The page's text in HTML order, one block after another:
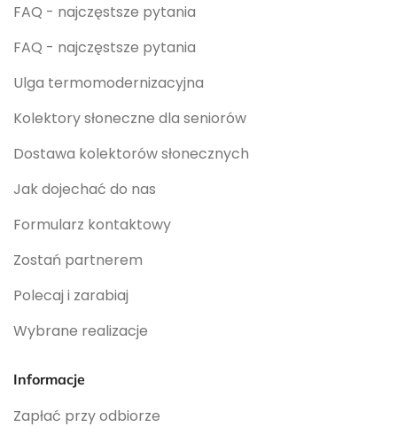
FAQ - najczęstsze pytania
FAQ - najczęstsze pytania
Ulga termomodernizacyjna
Kolektory słoneczne dla seniorów
Dostawa kolektorów słonecznych
Jak dojechać do nas
Formularz kontaktowy
Zostań partnerem
Polecaj i zarabiaj
Wybrane realizacje
Informacje
Zapłać przy odbiorze